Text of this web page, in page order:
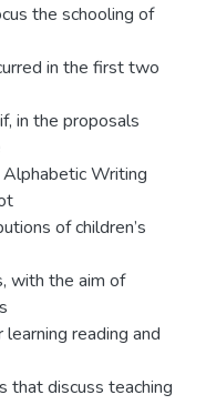
the schooling of
in the first two
in the proposals
Writing
of children’s
with the aim of
reading and
that discuss teaching